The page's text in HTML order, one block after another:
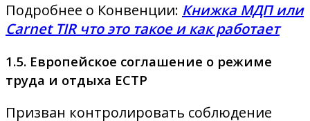
Подробнее о Конвенции: Книжка МДП или
Carnet TIR что это такое и как работает
1.5. Европейское соглашение о режиме
труда и отдыха ЕСТР
Призван контролировать соблюдение